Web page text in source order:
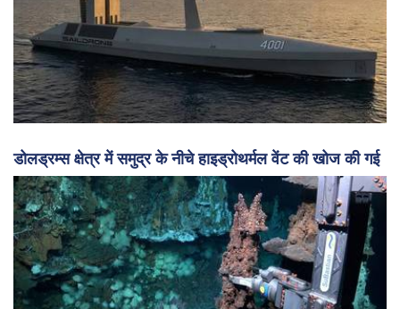
डोलड्रम्स क्षेत्र में समुद्र के नीचे हाइड्रोथर्मल वेंट की खोज की गई